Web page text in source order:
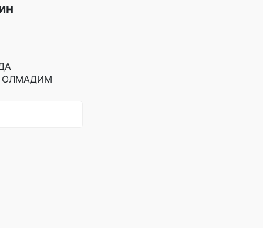
ОЛМАДИМ